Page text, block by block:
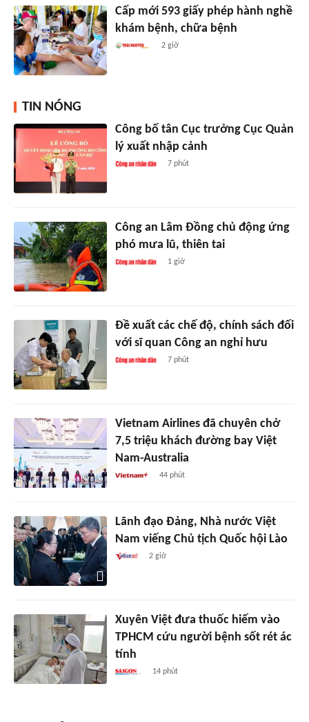
Cấp mới 593 giấy phép hành nghề
khám bệnh, chữa bệnh
2 giờ
TIN NÓNG
Công bố tân Cục trưởng Cục Quản
lý xuất nhập cảnh
7 phút
Công an Lâm Đồng chủ động ứng
phó mưa lũ, thiên tai
1 giờ
Đề xuất các chế độ, chính sách đối
với sĩ quan Công an nghỉ hưu
7 phút
Vietnam Airlines đã chuyên chở
7,5 triệu khách đường bay Việt
Nam-Australia
44 phút
Lãnh đạo Đảng, Nhà nước Việt
Nam viếng Chủ tịch Quốc hội Lào
2 giờ
Xuyên Việt đưa thuốc hiếm vào
TPHCM cứu người bệnh sốt rét ác
tính
14 phút